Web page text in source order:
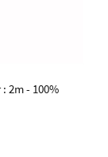
2m - 100%